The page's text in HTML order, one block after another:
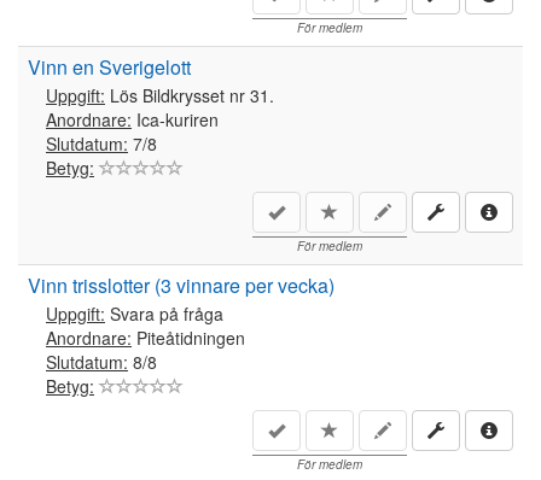
För medlem
Vinn en Sverigelott
Uppgift: Lös Bildkrysset nr 31.
Anordnare: Ica-kuriren
Slutdatum: 7/8
Betyg:
För medlem
Vinn trisslotter (3 vinnare per vecka)
Uppgift: Svara på fråga
Anordnare: Piteåtidningen
Slutdatum: 8/8
Betyg:
För medlem